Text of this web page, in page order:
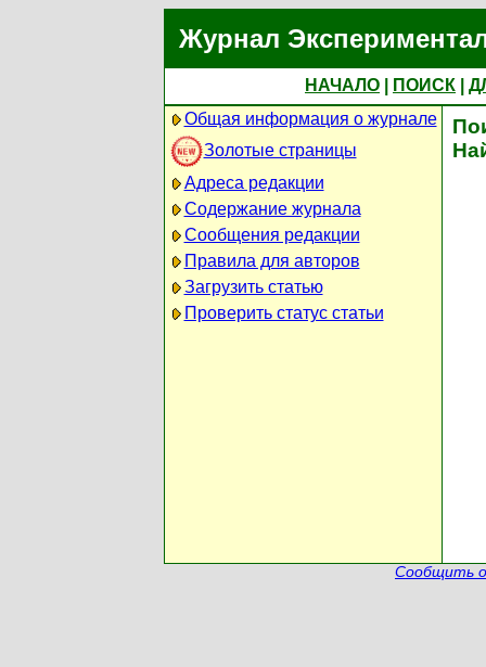
Журнал
НАЧАЛО ПОИСК
Общая информация о журнале
Золотые страницы
Адреса редакции
Содержание журнала
Сообщения редакции
Правила для авторов
Загрузить статью
Проверить статус статьи
Сообщить о